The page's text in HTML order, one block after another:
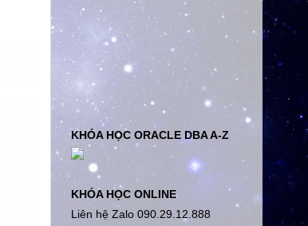
KHÓA HỌC ORACLE DBA A-Z
KHÓA HỌC ONLINE
Liên hệ Zalo 090.29.12.888